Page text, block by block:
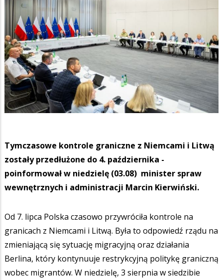
Tymczasowe kontrole graniczne z Niemcami i Litwą
zostały przedłużone do 4. października -
poinformował w niedzielę (03.08) minister spraw
wewnętrznych i administracji Marcin Kierwiński.
Od 7. lipca Polska czasowo przywróciła kontrole na
granicach z Niemcami i Litwą. Była to odpowiedź rządu na
zmieniającą się sytuację migracyjną oraz działania
Berlina, który kontynuuje restrykcyjną politykę graniczną
wobec migrantów. W niedzielę, 3 sierpnia w siedzibie